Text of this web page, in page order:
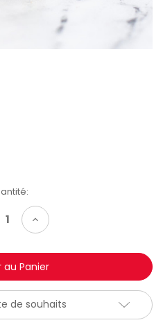
Augmenter
la
quantité:
de souhaits